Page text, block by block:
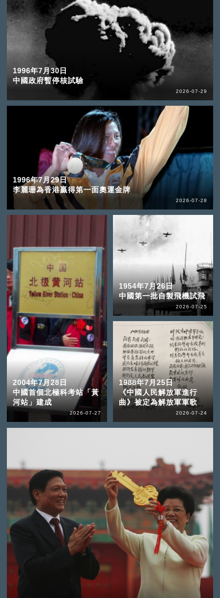
1996年7月30日
中國政府暫停核試驗
2026-07-29
1996年7月29日
李麗珊為香港贏得第一面奧運金牌
2026-07-28
2004年7月28日
中國首個北極科考站「黃
河站」建成
2026-07-27
1954年7月26日
中國第一批自製飛機試飛
2026-07-25
1988年7月25日
《中國人民解放軍進行
曲》被定為解放軍軍歌
2026-07-24